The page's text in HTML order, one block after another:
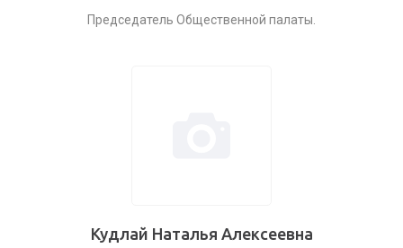
Председатель Общественной палаты.
Кудлай Наталья Алексеевна